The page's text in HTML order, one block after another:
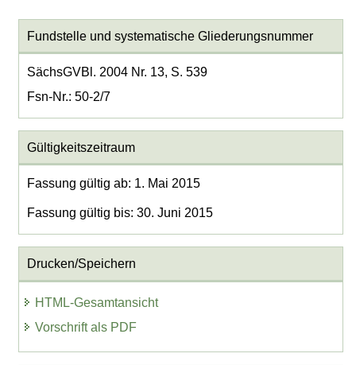
Fundstelle und systematische Gliederungsnummer
SächsGVBl. 2004 Nr. 13, S. 539
Fsn-Nr.: 50-2/7
Gültigkeitszeitraum
Fassung gültig ab: 1. Mai 2015
Fassung gültig bis: 30. Juni 2015
Drucken/Speichern
HTML-Gesamtansicht
Vorschrift als PDF